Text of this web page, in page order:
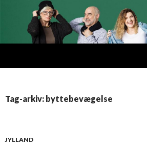
Tag-arkiv: byttebevægelse
JYLLAND